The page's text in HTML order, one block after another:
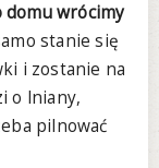
wrócimy
stanie się
i zostanie na
o lniany,
pilnować